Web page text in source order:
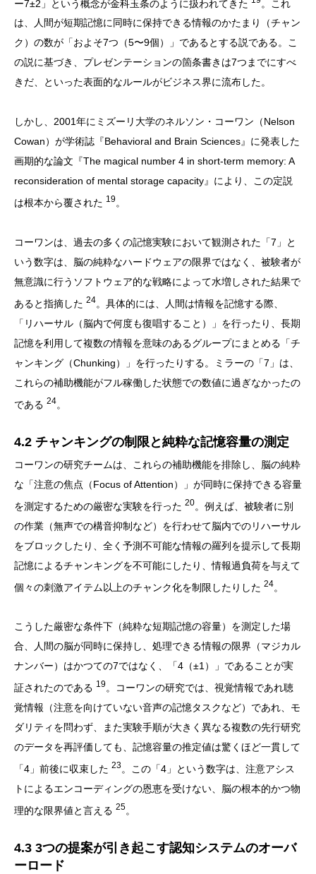
ー7±2」という概念が金科玉条のように扱われてきた
。これ
は、人間が短期記憶に同時に保持できる情報のかたまり（チャン
ク）の数が「およそ7つ（5〜9個）」であるとする説である。こ
の説に基づき、プレゼンテーションの箇条書きは7つまでにすべ
きだ、といった表面的なルールがビジネス界に流布した。
しかし、2001年にミズーリ大学のネルソン・コーワン（Nelson
Cowan）が学術誌『Behavioral and Brain Sciences』に発表した
画期的な論文『The magical number 4 in short-term memory: A
reconsideration of mental storage capacity』により、この定説
は根本から覆された 19。
コーワンは、過去の多くの記憶実験において観測された「7」と
いう数字は、脳の純粋なハードウェアの限界ではなく、被験者が
無意識に行うソフトウェア的な戦略によって水増しされた結果で
あると指摘した 24。具体的には、人間は情報を記憶する際、
「リハーサル（脳内で何度も復唱すること）」を行ったり、長期
記憶を利用して複数の情報を意味のあるグループにまとめる「チ
ャンキング（Chunking）」を行ったりする。ミラーの「7」は、
これらの補助機能がフル稼働した状態での数値に過ぎなかったの
である 24
4.2 チャンキングの制限と純粋な記憶容量の測定
コーワンの研究チームは、これらの補助機能を排除し、脳の純粋
な「注意の焦点（Focus of Attention）」が同時に保持できる容量
を測定するための厳密な実験を行った 20。例えば、被験者に別
の作業（無声での構音抑制など）を行わせて脳内でのリハーサル
をブロックしたり、全く予測不可能な情報の羅列を提示して長期
記憶によるチャンキングを不可能にしたり、情報過負荷を与えて
個々の刺激アイテム以上のチャンク化を制限したりした 24。
こうした厳密な条件下（純粋な短期記憶の容量）を測定した場
合、人間の脳が同時に保持し、処理できる情報の限界（マジカル
ナンバー）はかつての7ではなく、「4（±1）」であることが実
証されたのである 19。コーワンの研究では、視覚情報であれ聴
覚情報（注意を向けていない音声の記憶タスクなど）であれ、モ
ダリティを問わず、また実験手順が大きく異なる複数の先行研究
のデータを再評価しても、記憶容量の推定値は驚くほど一貫して
「4」前後に収束した 23。この「4」という数字は、注意アシス
トによるエンコーディングの恩恵を受けない、脳の根本的かつ物
理的な限界値と言える 25。
4.3 3つの提案が引き起こす認知システムのオーバ
ーロード